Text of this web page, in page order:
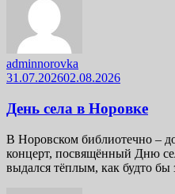
adminnorovka
31.07.202602.08.2026
День села в Норовке
В Норовском библиотечно –
концерт, посвящённый Дню
выдался тёплым, как будто бы